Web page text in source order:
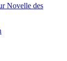
Novelle des